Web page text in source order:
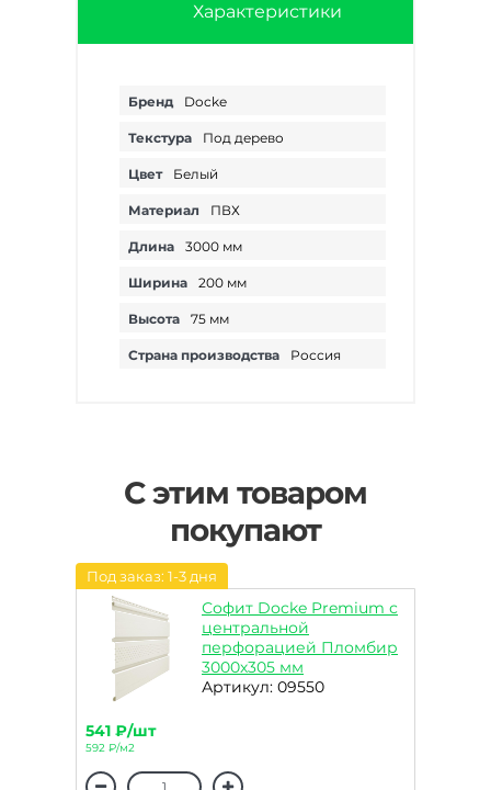
Характеристики
Бренд Docke
Текстура Под дерево
Цвет Белый
Материал ПВХ
Длина 3000 мм
Ширина 200 мм
Высота 75 мм
Страна производства Россия
С этим товаром
покупают
Под заказ: 1-3 дня
Софит Docke Premium с
центральной
перфорацией Пломбир
3000х305 мм
Артикул: 09550
541 ₽/шт
592 ₽/м2